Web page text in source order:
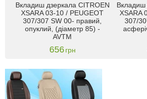
Вкладиш дзеркала CITROEN
XSARA 03-10 / PEUGEOT
307/307 SW 00- правий,
опуклий, (діаметр 85) -
AVTM
656 грн
Вкладиш
XSARA
307/